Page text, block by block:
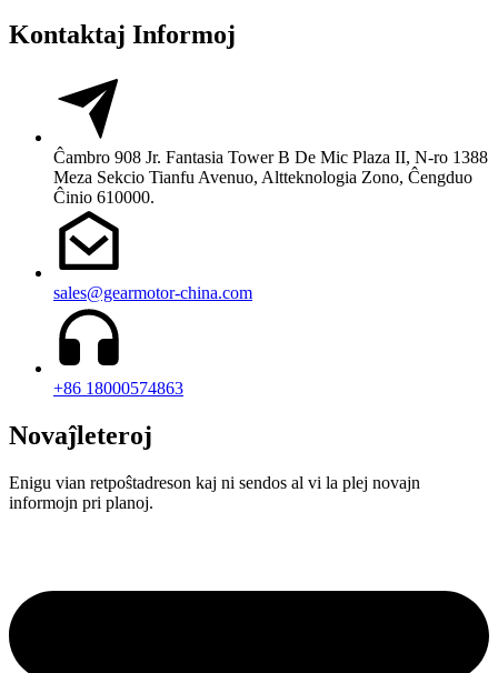
Kontaktaj Informoj
Ĉambro 908 Jr. Fantasia Tower B De Mic Plaza II, N-ro 1388
Meza Sekcio Tianfu Avenuo, Altteknologia Zono, Ĉengduo
Ĉinio 610000.
sales@gearmotor-china.com
+86 18000574863
Novaĵleteroj
Enigu vian retpoŝtadreson kaj ni sendos al vi la plej novajn
informojn pri planoj.